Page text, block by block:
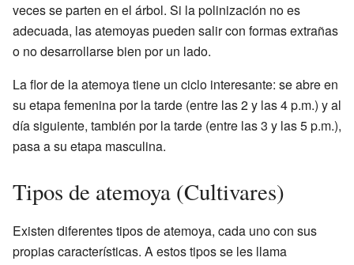
veces se parten en el árbol. Si la polinización no es
adecuada, las atemoyas pueden salir con formas extrañas
o no desarrollarse bien por un lado.
La flor de la atemoya tiene un ciclo interesante: se abre en
su etapa femenina por la tarde (entre las 2 y las 4 p.m.) y al
día siguiente, también por la tarde (entre las 3 y las 5 p.m.),
pasa a su etapa masculina.
Tipos de atemoya (Cultivares)
Existen diferentes tipos de atemoya, cada uno con sus
propias características. A estos tipos se les llama